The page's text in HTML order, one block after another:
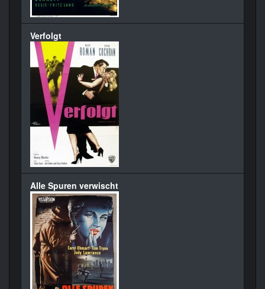
Verfolgt
Alle Spuren verwischt